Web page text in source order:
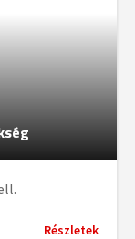
Részletek